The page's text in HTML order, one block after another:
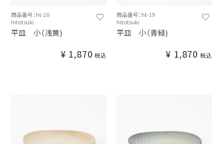
商品番号：ht-20
hitotsuki
平皿 小（浅黄)
¥ 1,870 税込
商品番号：ht-19
hitotsuki
平皿 小（青緑)
¥ 1,870 税込